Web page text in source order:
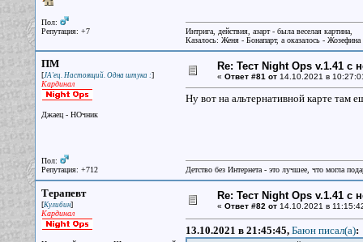
Пол:
Репутация: +7
Интрига, действия, азарт - была веселая картина,
Казалось: Женя - Бонапарт, а оказалось - Жозефина
ПМ
[JA'ец. Настоящий. Одна штука :]
Кардинал
Джаец - НОчник
Пол:
Репутация: +712
Re: Тест Night Ops v.1.41 с
« Ответ #81 от14.10.2021 в
Ну вот на альтернативной карте там
Детство без Интернета - это лучшее, что могла
Терапевт
[Кулибин]
Кардинал
Re: Тест Night Ops v.1.41 с
« Ответ #82 от14.10.2021 в
13.10.2021 в 21:45:45, Баюн писал(a):